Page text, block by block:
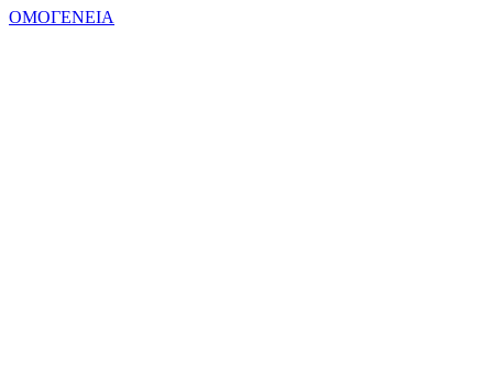
ΟΜΟΓΕΝΕΙΑ